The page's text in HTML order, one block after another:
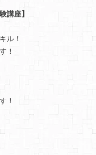
講座】
ル！
！
！